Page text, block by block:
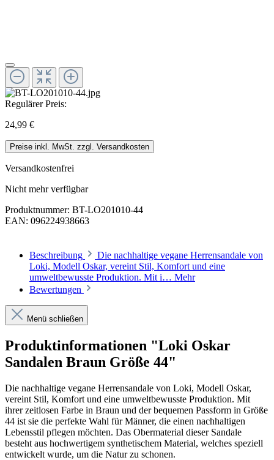
Regulärer Preis:
24,99 €
Preise inkl. MwSt. zzgl. Versandkosten
Versandkostenfrei
Nicht mehr verfügbar
Produktnummer: BT-LO201010-44
EAN: 096224938663
Beschreibung
Die nachhaltige vegane Herrensandale von
Loki, Modell Oskar, vereint Stil, Komfort und eine
umweltbewusste Produktion. Mit i… Mehr
Bewertungen
Menü schließen
Produktinformationen "Loki Oskar
Sandalen Braun Größe 44"
Die nachhaltige vegane Herrensandale von Loki, Modell Oskar,
vereint Stil, Komfort und eine umweltbewusste Produktion. Mit
ihrer zeitlosen Farbe in Braun und der bequemen Passform in Größe
44 ist sie die perfekte Wahl für Männer, die einen nachhaltigen
Lebensstil pflegen möchten. Das Obermaterial dieser Sandale
besteht aus hochwertigem synthetischem Material, welches speziell
entwickelt wurde, um die Natur zu schonen.